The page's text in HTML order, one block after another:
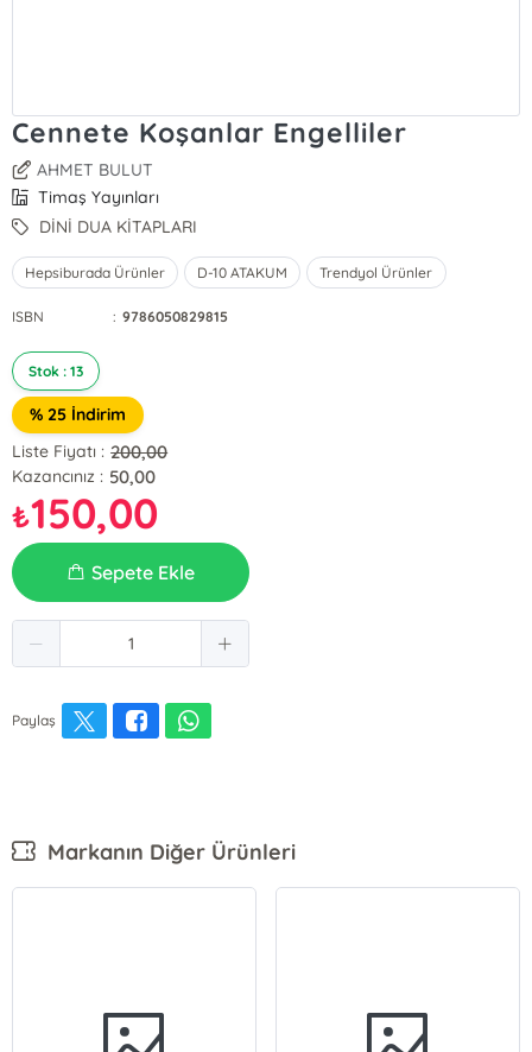
Cennete Koşanlar Engelliler
AHMET BULUT
Timaş Yayınları
DİNİ DUA KİTAPLARI
Hepsiburada Ürünler D-10 ATAKUM Trendyol Ürünler
ISBN : 9786050829815
Stok : 13
% 25 İndirim
Liste Fiyatı : 200,00
Kazancınız : 50,00
₺150,00
Sepete Ekle
Paylaş
Markanın Diğer Ürünleri